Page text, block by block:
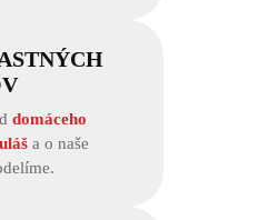
domáceho
a o naše